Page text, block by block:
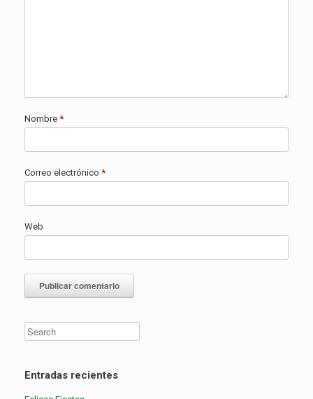
Nombre *
Correo electrónico *
Web
Entradas recientes